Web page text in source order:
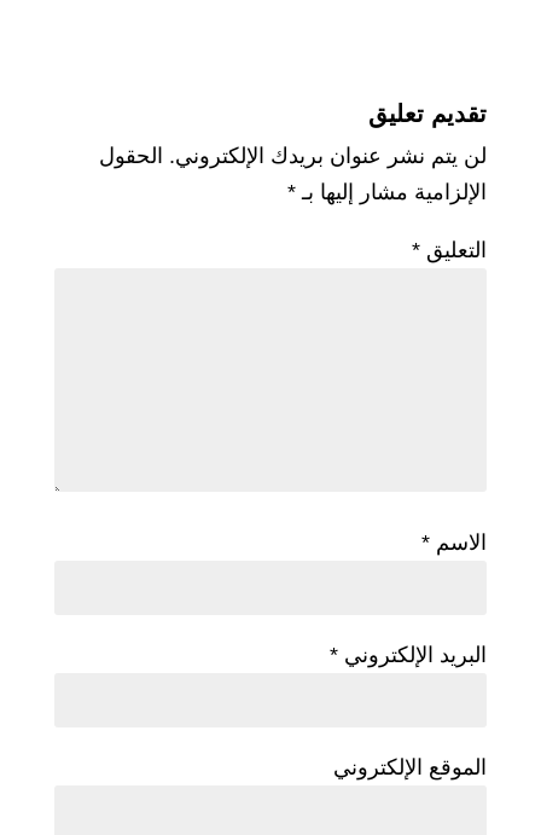
تقديم تعليق
لن يتم نشر عنوان بريدك الإلكتروني. الحقول
الإلزامية مشار إليها بـ *
التعليق *
الاسم *
البريد الإلكتروني *
الموقع الإلكتروني